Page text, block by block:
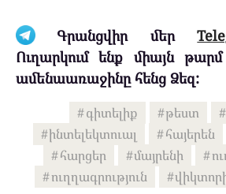
Գրանցվիր մեր
Ուղարկում ենք միայն
ամենաառաջինը հենց Ձեզ:
գիտելիք թեստ
ինտելեկտուալ
հայերեն
հարցեր
մայրենի
ուղղագրություն